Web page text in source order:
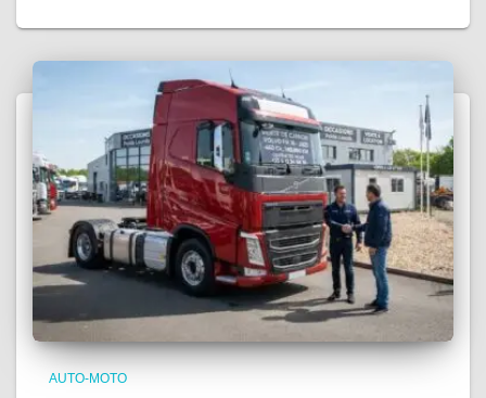
AUTO-MOTO